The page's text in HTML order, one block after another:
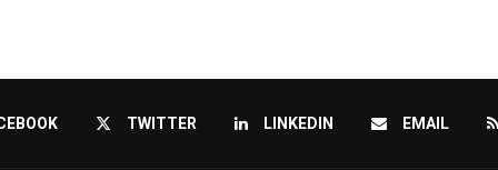
TWITTER LINKEDIN EMAIL